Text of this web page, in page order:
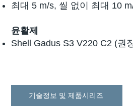
최대 5 m/s, 씰 없이 최대 10
윤활제
Shell Gadus S3 V220 C2 (권
기술정보 및 제품시리즈